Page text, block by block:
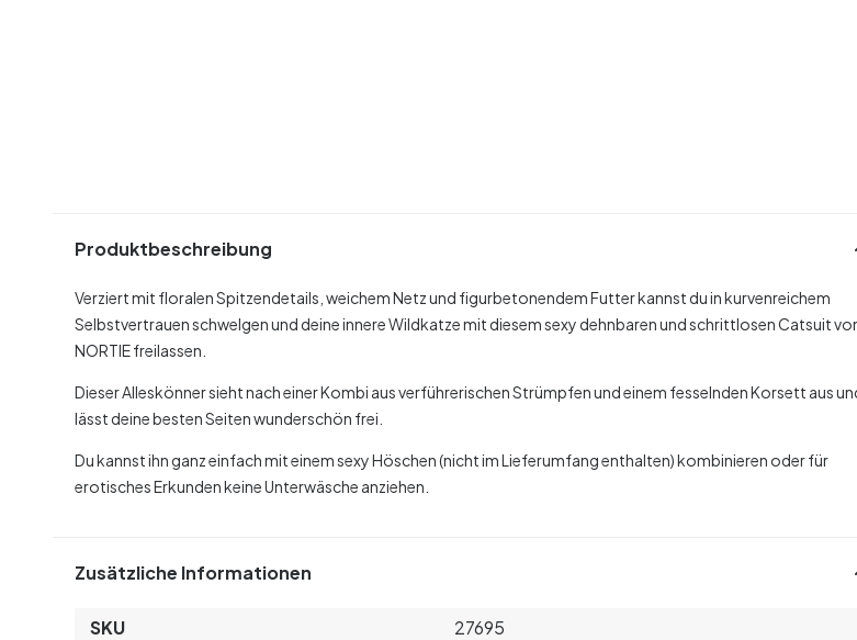
Produktbeschreibung
Verziert mit floralen Spitzendetails, weichem Netz und figurbetonendem Futter kannst du in kurvenreichem
Selbstvertrauen schwelgen und deine innere Wildkatze mit diesem sexy dehnbaren und schrittlosen Catsuit
NORTIE freilassen.
Dieser Alleskönner sieht nach einer Kombi aus verführerischen Strümpfen und einem fesselnden Korsett aus
lässt deine besten Seiten wunderschön frei.
Du kannst ihn ganz einfach mit einem sexy Höschen (nicht im Lieferumfang enthalten) kombinieren oder für
erotisches Erkunden keine Unterwäsche anziehen.
Zusätzliche Informationen
SKU
27695